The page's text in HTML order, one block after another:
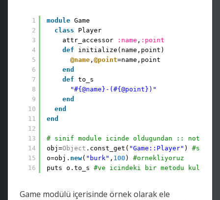
1
2
3
4
5
6
7
8
9
10
11
12
13
14
15
16
module Game
class
Player
attr_accessor
:name , :point
def
initialize(name,point)
@name , @point=name,point
end
def to_s
"#{@name}-(#{@point})"
end
end
end
# sinif module icinde oldugundan ::
obj=Object .const_get( "Game::Player" ) #sinif
o=obj. new( "burk" , 100 ) #ornekliyoruz
puts o.to_s #ve icindeki bir metodu
Game modülü içerisinde örnek olarak ele